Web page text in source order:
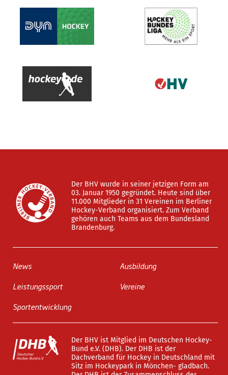
Der BHV wurde in seiner jetzigen Form am
03. Januar 1950 gegründet. Heute sind über
11.000 Mitglieder in 31 Vereinen im Berliner
Hockey-Verband organisiert. Zum Verband
gehören auch Teams aus dem Bundesland
Brandenburg.
News
Leistungssport
Sportentwicklung
Ausbildung
Vereine
Der BHV ist Mitglied im Deutschen Hockey-
Bund e.V. (DHB). Der DHB ist der
Dachverband für Hockey in Deutschland mit
Sitz im Hockeypark in Mönchen- gladbach.